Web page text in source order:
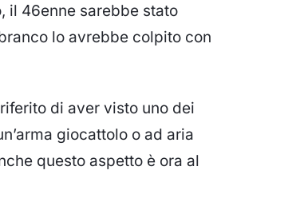
il 46enne sarebbe stato
lo avrebbe colpito con
di aver visto uno dei
giocattolo o ad aria
questo aspetto è ora al